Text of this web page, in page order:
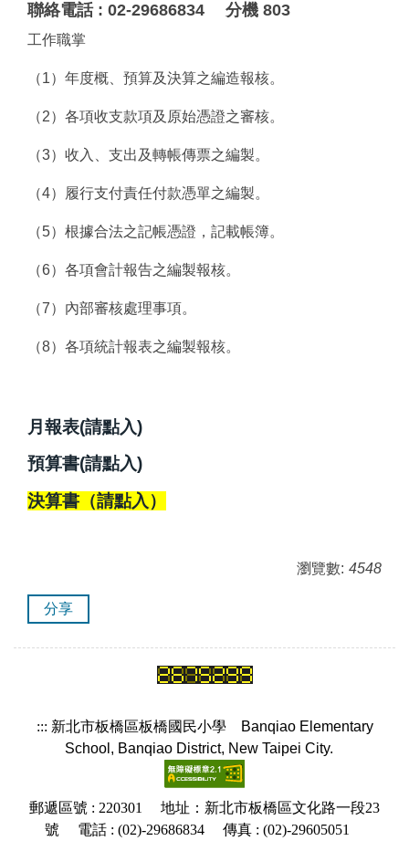
幼兒園
人事室
會計室
聯絡電話 : 02-29686834 分機 803
工作職掌
（1）年度概、預算及決算之編造報核。
（2）各項收支款項及原始憑證之審核。
（3）收入、支出及轉帳傳票之編製。
（4）履行支付責任付款憑單之編製。
（5）根據合法之記帳憑證，記載帳簿。
（6）各項會計報告之編製報核。
（7）內部審核處理事項。
（8）各項統計報表之編製報核。
月報表(請點入)
預算書(請點入)
決算書（請點入）
瀏覽數: 4548
分享
::: 新北市板橋區板橋國民小學Banqiao Elementary
School, Banqiao District, New Taipei City.
郵遞區號 : 220301 地址：新北市板橋區文化路一段23
號 電話 : (02)-29686834 傳真 : (02)-29605051